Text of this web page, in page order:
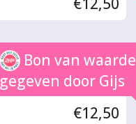
Bon van waarde
gegeven door Gijs
€12,50